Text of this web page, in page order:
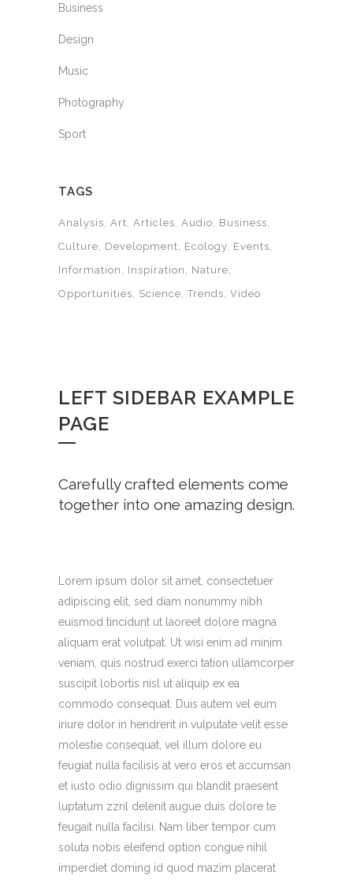
Business
Design
Music
Photography
Sport
TAGS
Analysis Art Articles Audio
Business
Culture
Development Ecology Events
Information
Inspiration
Nature
Opportunities
Science Trends Video
LEFT SIDEBAR EXAMPLE
PAGE
Carefully crafted elements come
together into one amazing design.
Lorem ipsum dolor sit amet, consectetuer
adipiscing elit, sed diam nonummy nibh
euismod tincidunt ut laoreet dolore magna
aliquam erat volutpat. Ut wisi enim ad minim
veniam, quis nostrud exerci tation ullamcorper
suscipit lobortis nisl ut aliquip ex ea
commodo consequat. Duis autem vel eum
iriure dolor in hendrerit in vulputate velit esse
molestie consequat, vel illum dolore eu
feugiat nulla facilisis at vero eros et accumsan
et iusto odio dignissim qui blandit praesent
luptatum zzril delenit augue duis dolore te
feugait nulla facilisi. Nam liber tempor cum
soluta nobis eleifend option congue nihil
imperdiet doming id quod mazim placerat